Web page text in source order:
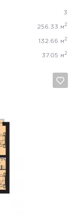
3
256.33 м 2
132.66 м 2
37.05 м 2